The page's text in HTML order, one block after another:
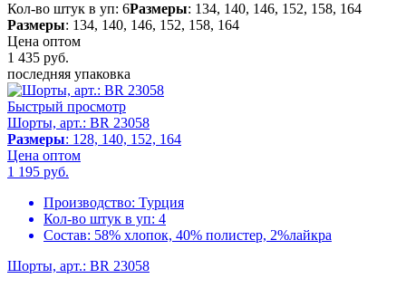
Кол-во штук в уп: 6Размеры: 134, 140, 146, 152, 158, 164
Размеры: 134, 140, 146, 152, 158, 164
Цена оптом
1 435 руб.
последняя упаковка
Быстрый просмотр
Шорты, арт.: BR 23058
Размеры: 128, 140, 152, 164
Цена оптом
1 195 руб.
Производство: Турция
Кол-во штук в уп: 4
Состав: 58% хлопок, 40% полистер, 2%лайкра
Шорты, арт.: BR 23058